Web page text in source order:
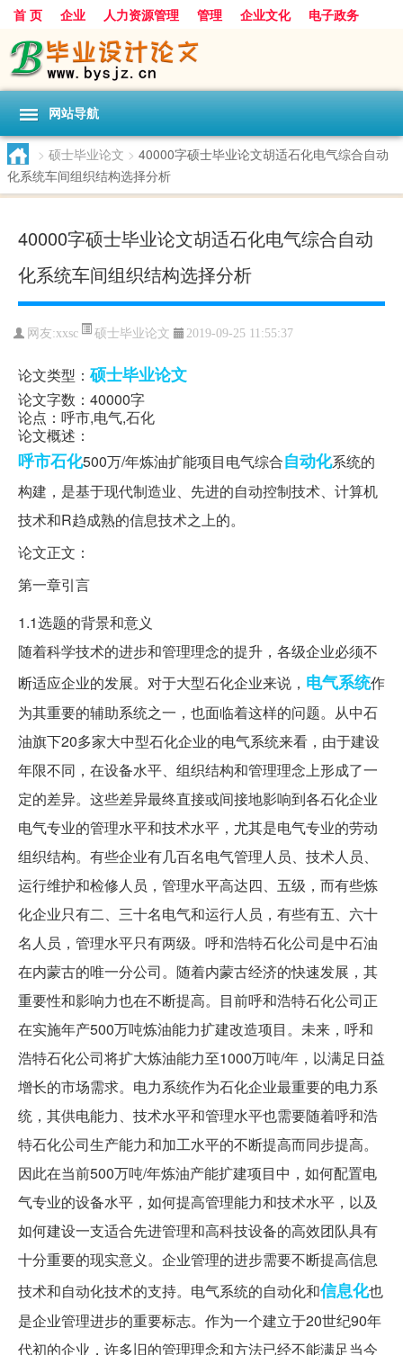
首 页 企业 人力资源管理 管理 企业文化
电子政务
数据
旅游 项目 浅谈 发展
网站导航
> 硕士毕业论文 > 40000字硕士毕业论文胡适石化电气综合自动
化系统车间组织结构选择分析
40000字硕士毕业论文胡适石化电气综合自动
化系统车间组织结构选择分析
网友:xxsc 硕士毕业论文 2019-09-25 11:55:37
论文类型：硕士毕业论文
论文字数：40000字
论点：呼市,电气,石化
论文概述：
呼市石化500万/年炼油扩能项目电气综合自动化系统的
构建，是基于现代制造业、先进的自动控制技术、计算机
技术和R趋成熟的信息技术之上的。
论文正文：
第一章引言
1.1选题的背景和意义
随着科学技术的进步和管理理念的提升，各级企业必须不
断适应企业的发展。对于大型石化企业来说， 电气系统作
为其重要的辅助系统之一，也面临着这样的问题。从中石
油旗下20多家大中型石化企业的电气系统来看，由于建设
年限不同，在设备水平、组织结构和管理理念上形成了一
定的差异。这些差异最终直接或间接地影响到各石化企业
电气专业的管理水平和技术水平，尤其是电气专业的劳动
组织结构。有些企业有几百名电气管理人员、技术人员、
运行维护和检修人员，管理水平高达四、五级，而有些炼
化企业只有二、三十名电气和运行人员，有些有五、六十
名人员，管理水平只有两级。呼和浩特石化公司是中石油
在内蒙古的唯一分公司。随着内蒙古经济的快速发展，其
重要性和影响力也在不断提高。目前呼和浩特石化公司正
在实施年产500万吨炼油能力扩建改造项目。未来，呼和
浩特石化公司将扩大炼油能力至1000万吨/年，以满足日益
增长的市场需求。电力系统作为石化企业最重要的电力系
统，其供电能力、技术水平和管理水平也需要随着呼和浩
特石化公司生产能力和加工水平的不断提高而同步提高。
因此在当前500万吨/年炼油产能扩建项目中，如何配置电
气专业的设备水平，如何提高管理能力和技术水平，以及
如何建设一支适合先进管理和高科技设备的高效团队具有
十分重要的现实意义。企业管理的进步需要不断提高信息
技术和自动化技术的支持。电气系统的自动化和信息化也
是企业管理进步的重要标志。作为一个建立于20世纪90年
代初的企业，许多旧的管理理念和方法已经不能满足当今